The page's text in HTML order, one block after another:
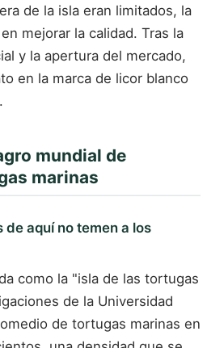
de la isla eran limitados, la
mejorar la calidad. Tras la
y la apertura del mercado,
en la marca de licor blanco
mundial de
marinas
de aquí no temen a los
como la "isla de las tortugas
de la Universidad
de tortugas marinas en